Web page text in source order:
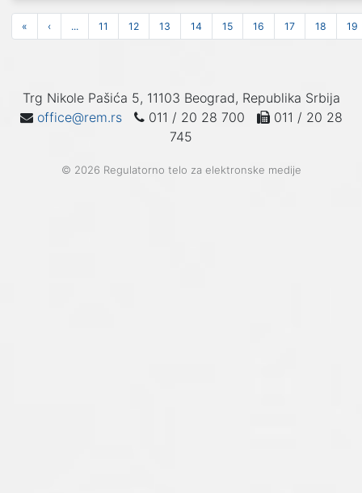
« ‹ ... 11 12 13 14 15 16 17 18 19
Trg Nikole Pašića 5, 11103 Beograd, Republika Srbija
office@rem.rs
011 / 20 28 700
011 / 20 28
745
© 2026 Regulatorno telo za elektronske medije